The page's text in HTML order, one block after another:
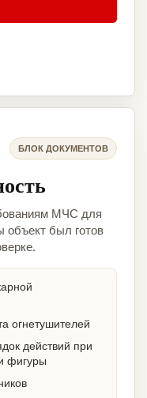
БЛОК ДОКУМЕНТОВ
МЧС для
объект был готов
огнетушителей
действий при
фигуры